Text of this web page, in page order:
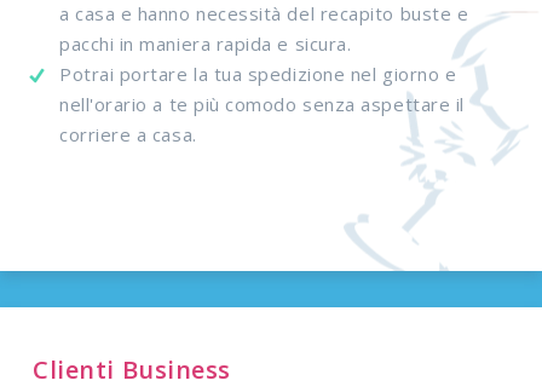
a casa e hanno necessità del recapito buste e
pacchi in maniera rapida e sicura.
Potrai portare la tua spedizione nel giorno e
nell'orario a te più comodo senza aspettare il
corriere a casa.
Clienti Business